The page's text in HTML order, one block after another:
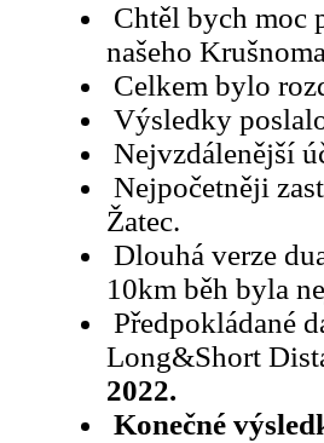
Chtěl bych moc
našeho
Celkem bylo
Výsledky
Nejvzdálenější
Nejpočetněji
Žatec.
Dlouhá verze
10km běh byla
Předpokládané
Long&Short
2022.
Konečné